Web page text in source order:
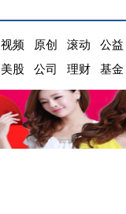
视频 原创 滚动
公益
美股 公司 理财 基金